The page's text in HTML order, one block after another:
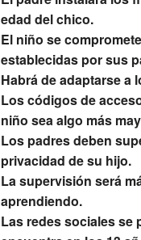
edad del chico.
El niño se
establecidas por sus
Habrá de adaptarse a
Los códigos de
niño sea algo más
Los padres deben
privacidad de su hijo.
La supervisión será
aprendiendo.
Las redes sociales se